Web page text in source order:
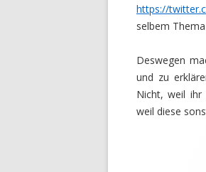
https://
selbem
Deswegen
und zu
Nicht, weil ihr
weil diese